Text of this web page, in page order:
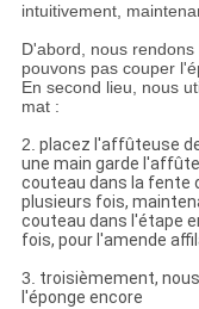
intuitivement,
D'abord, nous
pouvons pas couper
En second lieu, nous
mat :
2. placez l'affûteuse
une main garde
couteau dans la fente
plusieurs fois,
couteau dans l'étape
fois, pour l'amende
3. troisièmement,
l'éponge encore